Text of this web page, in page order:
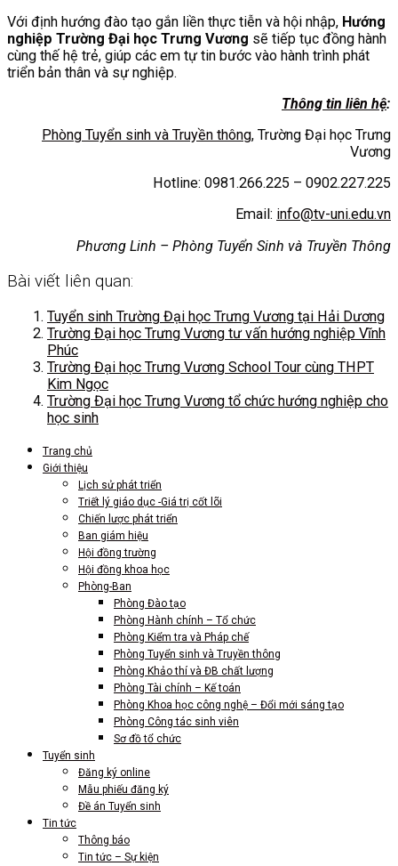
Với định hướng đào tạo gắn liền thực tiễn và hội nhập, Hướng
nghiệp Trường Đại học Trưng Vương sẽ tiếp tục đồng hành
cùng thế hệ trẻ, giúp các em tự tin bước vào hành trình phát
triển bản thân và sự nghiệp.
Thông tin liên hệ:
Phòng Tuyển sinh và Truyền thông, Trường Đại học Trưng
Vương
Hotline: 0981.266.225 – 0902.227.225
Email: info@tv-uni.edu.vn
Phương Linh – Phòng Tuyển Sinh và Truyền Thông
Bài viết liên quan:
Tuyển sinh Trường Đại học Trưng Vương tại Hải Dương
Trường Đại học Trưng Vương tư vấn hướng nghiệp Vĩnh
Phúc
Trường Đại học Trưng Vương School Tour cùng THPT
Kim Ngọc
Trường Đại học Trưng Vương tổ chức hướng nghiệp cho
học sinh
Trang chủ
Giới thiệu
Lịch sử phát triển
Triết lý giáo dục -Giá trị cốt lõi
Chiến lược phát triển
Ban giám hiệu
Hội đồng trường
Hội đồng khoa học
Phòng-Ban
Phòng Đào tạo
Phòng Hành chính – Tổ chức
Phòng Kiểm tra và Pháp chế
Phòng Tuyển sinh và Truyền thông
Phòng Khảo thí và ĐB chất lượng
Phòng Tài chính – Kế toán
Phòng Khoa học công nghệ – Đổi mới sáng tạo
Phòng Công tác sinh viên
Sơ đồ tổ chức
Tuyển sinh
Đăng ký online
Mẫu phiếu đăng ký
Đề án Tuyển sinh
Tin tức
Thông báo
Tin tức – Sự kiện